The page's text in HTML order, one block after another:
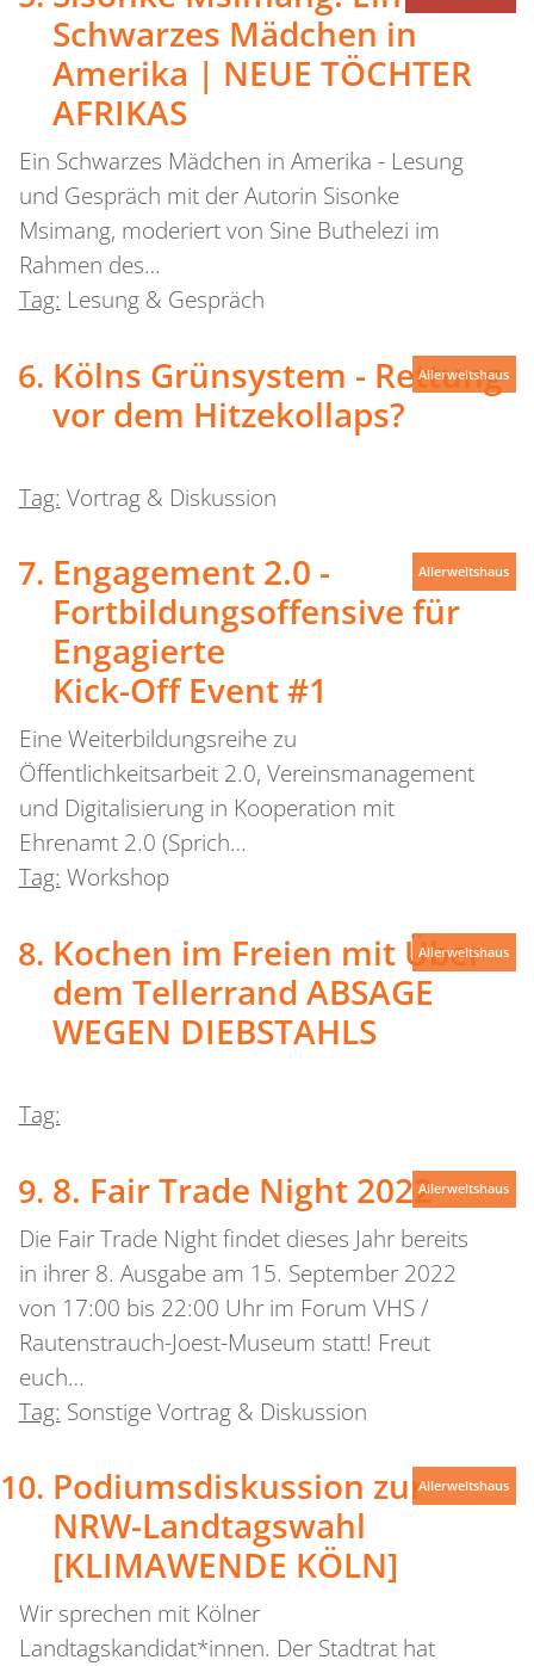
Schwarzes Mädchen in
Amerika | NEUE TÖCHTER
AFRIKAS
Ein Schwarzes Mädchen in Amerika - Lesung
und Gespräch mit der Autorin Sisonke
Msimang, moderiert von Sine Buthelezi im
Rahmen des…
Tag: Lesung & Gespräch
Kölns Grünsystem - Rettung
vor dem Hitzekollaps?
Tag: Vortrag & Diskussion
Allerweltshaus
Engagement 2.0 -
Fortbildungsoffensive für
Engagierte
Kick-Off Event #1
Eine Weiterbildungsreihe zu
Öffentlichkeitsarbeit 2.0, Vereinsmanagement
und Digitalisierung in Kooperation mit
Ehrenamt 2.0 (Sprich…
Tag: Workshop
Allerweltshaus
Kochen im Freien mit Über
dem Tellerrand ABSAGE
WEGEN DIEBSTAHLS
Tag:
Allerweltshaus
8. Fair Trade Night 2022
Die Fair Trade Night findet dieses Jahr bereits
in ihrer 8. Ausgabe am 15. September 2022
von 17:00 bis 22:00 Uhr im Forum VHS /
Rautenstrauch-Joest-Museum statt! Freut
euch…
Tag: Sonstige Vortrag & Diskussion
Allerweltshaus
Podiumsdiskussion zur
NRW-Landtagswahl
[KLIMAWENDE KÖLN]
Wir sprechen mit Kölner
Landtagskandidat*innen. Der Stadtrat hat
Allerweltshaus